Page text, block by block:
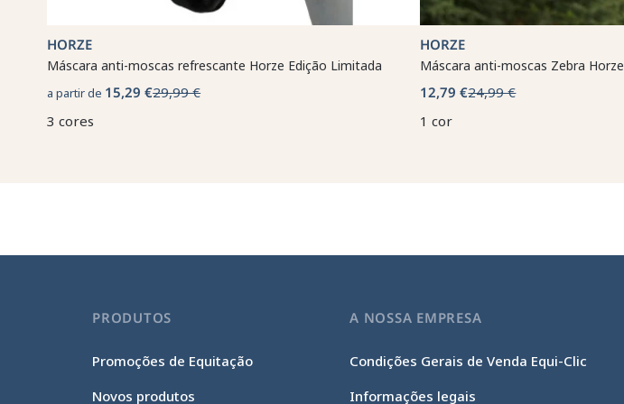
HORZE
Máscara anti-moscas refrescante Horze Edição Limitada
a partir de 15,29 €29,99 €
3 cores
HORZE
Máscara anti-moscas Zebra Horze
12,79 €24,99 €
1 cor
PRODUTOS
Promoções de Equitação
Novos produtos
A NOSSA EMPRESA
Condições Gerais de Venda Equi-Clic
Informações legais